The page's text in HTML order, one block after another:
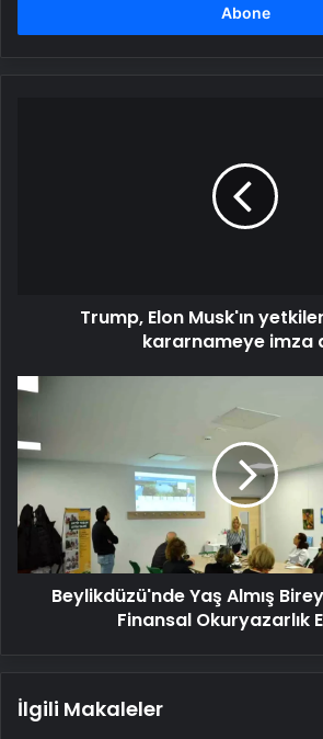
Trump, Elon Musk'ın
kararnameye imza
Beylikdüzü'nde
Bireylere
Dijital
ve
Finansal
Okuryazarlık
Eğitimi
Beylikdüzü'nde Yaş Almış
Finansal Okuryazarlık
İlgili Makaleler